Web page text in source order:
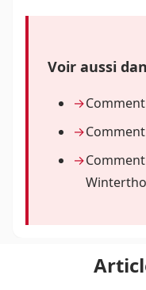
Voir aussi